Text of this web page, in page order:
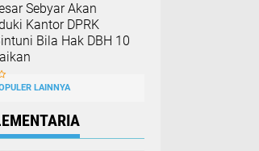
Sebyar Akan
Kantor DPRK
Bila Hak DBH 10
LAINNYA